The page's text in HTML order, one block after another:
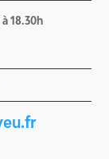
18.30h